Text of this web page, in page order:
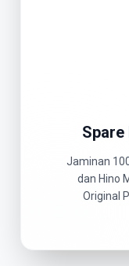
Spare
Jaminan
dan Hino
Original